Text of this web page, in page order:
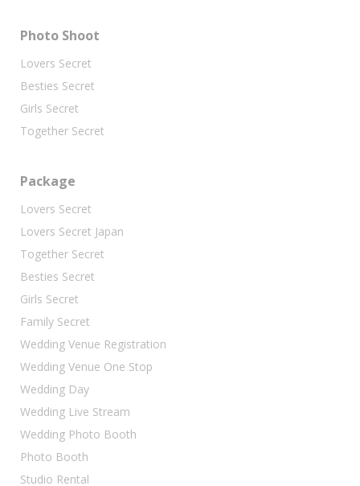
Photo Shoot
Lovers Secret
Besties Secret
Girls Secret
Together Secret
Package
Lovers Secret
Lovers Secret Japan
Together Secret
Besties Secret
Girls Secret
Family Secret
Wedding Venue Registration
Wedding Venue One Stop
Wedding Day
Wedding Live Stream
Wedding Photo Booth
Photo Booth
Studio Rental